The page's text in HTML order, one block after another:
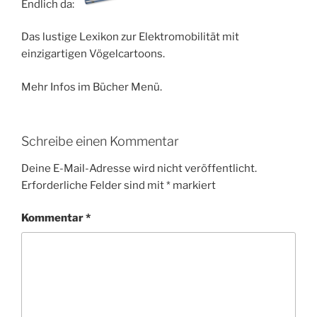
Endlich da:
Das lustige Lexikon zur Elektromobilität mit
einzigartigen Vögelcartoons.
Mehr Infos im Bücher Menü.
Schreibe einen Kommentar
Deine E-Mail-Adresse wird nicht veröffentlicht.
Erforderliche Felder sind mit* markiert
Kommentar*